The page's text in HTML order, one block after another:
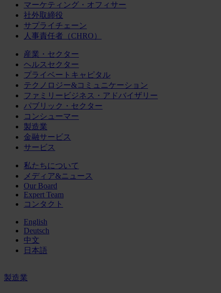
マーケティング・オフィサー
社外取締役
サプライチェーン
人事責任者（CHRO）
産業・セクター
ヘルスセクター
プライベートキャピタル
テクノロジー&コミュニケーション
ファミリービジネス・アドバイザリー
パブリック・セクター
コンシューマー
製造業
金融サービス
サービス
私たちについて
メディア&ニュース
Our Board
Expert Team
コンタクト
English
Deutsch
中文
日本語
製造業